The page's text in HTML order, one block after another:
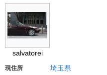
salvatorei
現住所 埼玉県